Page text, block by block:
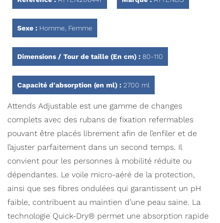
Sexe : Homme, Femme
Dimensions / Tour de taille (En cm) : 80-110
Capacité d'absorption (en ml) : 2700 ml
Attends Adjustable est une gamme de changes
complets avec des rubans de fixation refermables
pouvant être placés librement afin de l’enfiler et de
l’ajuster parfaitement dans un second temps. Il
convient pour les personnes à mobilité réduite ou
dépendantes. Le voile micro-aéré de la protection,
ainsi que ses fibres ondulées qui garantissent un pH
faible, contribuent au maintien d’une peau saine. La
technologie Quick-Dry® permet une absorption rapide